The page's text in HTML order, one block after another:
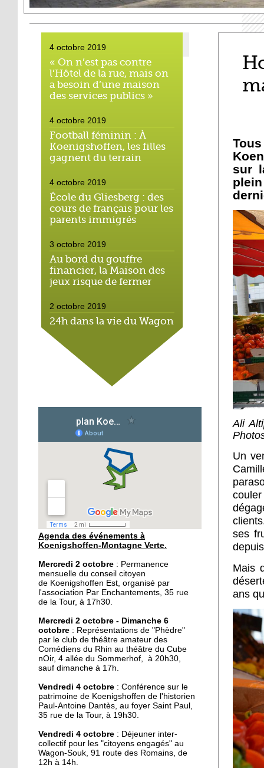
4 octobre 2019
« On n’est pas contre
l’Hôtel de la rue, mais on
a besoin d’une maison
des services publics »
4 octobre 2019
Football féminin : À
Koenigshoffen, les filles
gagnent du terrain
4 octobre 2019
École du Gliesberg : des
cours de français pour les
parents immigrés
3 octobre 2019
Au bord du gouffre
financier, la Maison des
jeux risque de fermer
2 octobre 2019
24h dans la vie du Wagon
Souk, espace solidaire
2 octobre 2019
Cantine durable : l'école
Michaël montre
1 octobre 2019
Scolariser les enfants de
l'Hôtel de la rue : un vrai
1 octobre 2019
Hohberg : Ali, le dernier
des marchands
30 septembre 2019
Un dimanche festif à la
Montagne-Verte
29 septembre 2019
Le local de l'école de
musique du CSC restauré
28 septembre 2019
Une épicerie solidaire
ouvre dans l'Hôtel de la
rue
28 septembre 2019
Vide-grenier au foyer
Saint-Arbogast ce
dimanche
Agenda des événements à
Koenigshoffen-Montagne Verte.
Mercredi 2 octobre : Permanence
mensuelle du conseil citoyen
de Koenigshoffen Est, organisé par
l'association Par Enchantements, 35 rue
de la Tour, à 17h30.
Mercredi 2 octobre - Dimanche 6
octobre : Représentations de "Phèdre"
par le club de théâtre amateur des
Comédiens du Rhin au théâtre du Cube
nOir, 4 allée du Sommerhof, à 20h30,
sauf dimanche à 17h.
Vendredi 4 octobre : Conférence sur le
patrimoine de Koenigshoffen de l'historien
Paul-Antoine Dantès, au foyer Saint Paul,
35 rue de la Tour, à 19h30.
Vendredi 4 octobre : Déjeuner inter-
collectif pour les "citoyens engagés" au
Wagon-Souk, 91 route des Romains, de
12h à 14h.
sur
Ali
Un
ses
Mais
ans